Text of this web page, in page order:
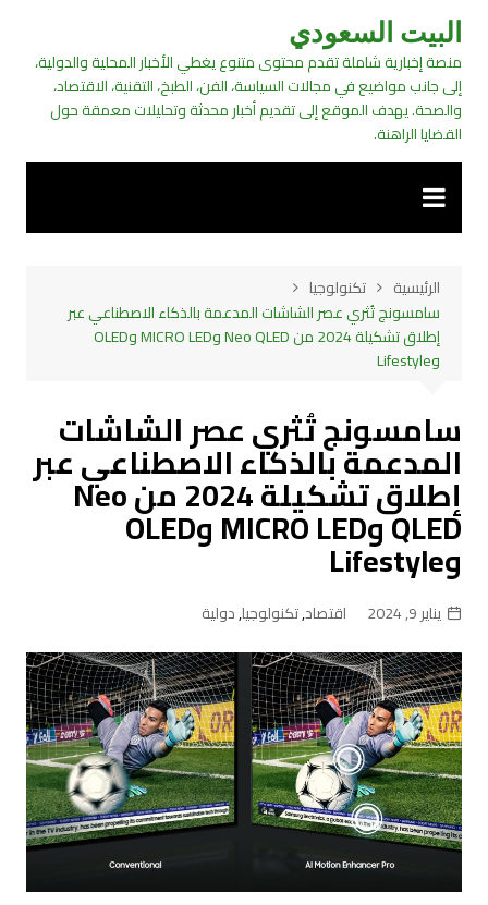
التجاوز
المحتوى
البيت السعودي
منصة إخبارية شاملة تقدم محتوى متنوع يغطي الأخبار المحلية والدولية،
إلى جانب مواضيع في مجالات السياسة، الفن، الطبخ، التقنية، الاقتصاد،
والصحة. يهدف الموقع إلى تقديم أخبار محدثة وتحليلات معمقة حول
القضايا الراهنة.
الرئيسية
تكنولوجيا
سامسونج تُثري عصر الشاشات المدعمة بالذكاء الاصطناعي عبر
إطلاق تشكيلة 2024 من Neo QLED وMICRO LED وOLED
وLifestyle
سامسونج تُثري عصر الشاشات
المدعمة بالذكاء الاصطناعي عبر
إطلاق تشكيلة 2024 من Neo
QLED وMICRO LED وOLED
وLifestyle
يناير 9, 2024 اقتصاد,تكنولوجيا,دولية